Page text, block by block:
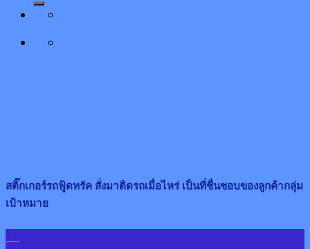
สติ๊กเกอร์รถฟู้ดทรัค สั่งมาติดรถเมื่อไหร่ เป็นที่ชื่นชอบของลูกค้ากลุ่ม
เป้าหมาย